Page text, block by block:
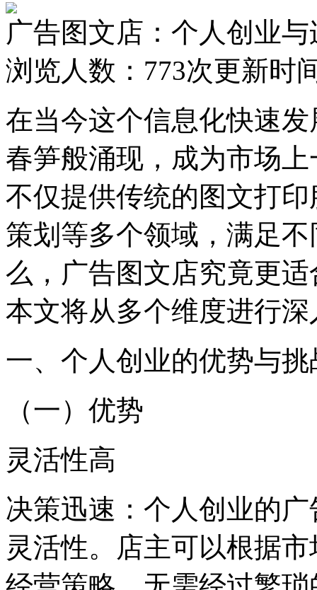
广告图文店：个人创业
浏览人数： 773次更新时
在当今这个信息化快速
春笋般涌现，成为市场
不仅提供传统的图文打
策划等多个领域，满足
么，广告图文店究竟更
本文将从多个维度进行
一、个人创业的优势与挑
（一）优势
灵活性高
决策迅速：个人创业的
灵活性。店主可以根据